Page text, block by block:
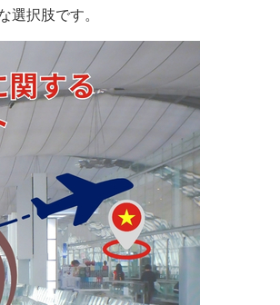
選択肢です。